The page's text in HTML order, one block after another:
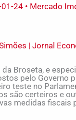
24 • Mercado
| Jornal
da Broseta, e
pelo Governo
teste no
são certeiros e
medidas fiscais